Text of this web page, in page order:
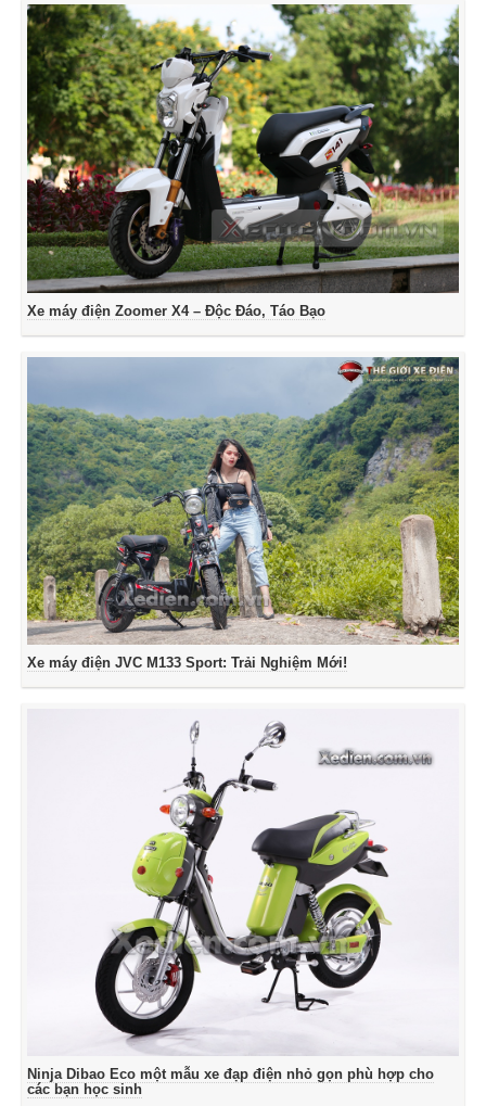
Xe máy điện Zoomer X4 – Độc Đáo, Táo Bạo
Xe máy điện JVC M133 Sport: Trải Nghiệm Mới!
Ninja Dibao Eco một mẫu xe đạp điện nhỏ gọn phù hợp cho
các bạn học sinh